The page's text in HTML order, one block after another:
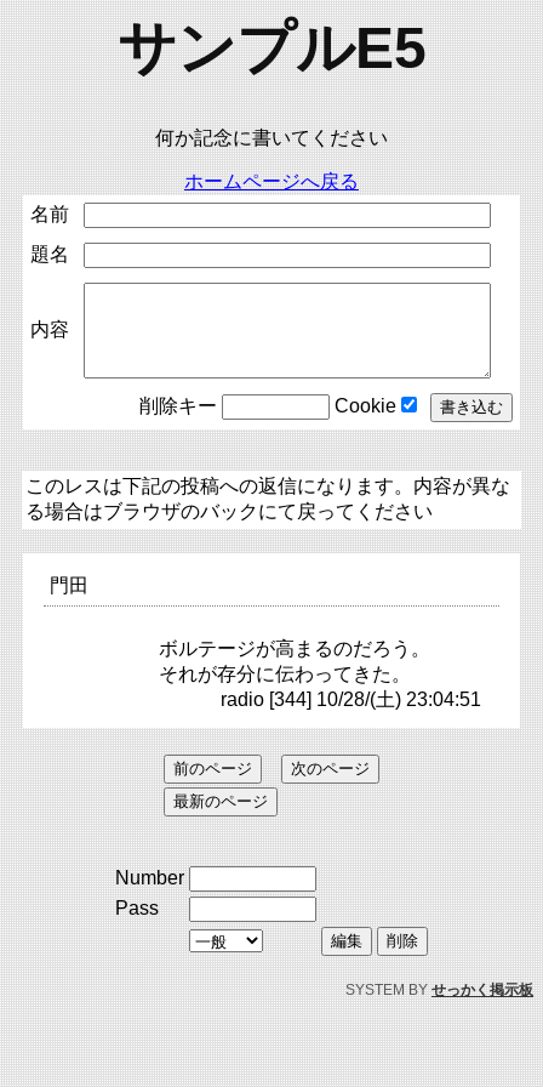
サンプルE5
何か記念に書いてください
ホームページへ戻る
名前
題名
内容
削除キー Cookie
このレスは下記の投稿への返信になります。内容が異な
る場合はブラウザのバックにて戻ってください
門田
ボルテージが高まるのだろう。
それが存分に伝わってきた。
radio [344] 10/28/(土) 23:04:51
Number
Pass
SYSTEM BYせっかく掲示板